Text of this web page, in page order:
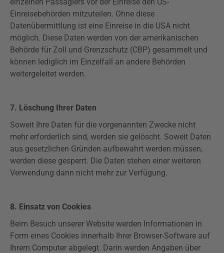
Einreisebehörden mitzuteilen. Ohne diese
Datenübermittlung ist eine Einreise in die USA nicht
möglich. Diese Daten werden von der amerikanischen
Behörde für Zoll und Grenzschutz (CBP) gesammelt und
können lediglich im Einzelfall an andere Behörden
weitergeleitet werden.
7. Löschung Ihrer Daten
Soweit Ihre Daten für die vorgenannten Zwecke nicht
mehr erforderlich sind, werden sie gelöscht. Soweit Daten
aus gesetzlichen Gründen aufbewahrt werden müssen,
werden diese gesperrt. Die Daten stehen einer weiteren
Verwendung dann nicht mehr zur Verfügung.
8. Einsatz von Cookies
Beim Besuch unserer Website werden Informationen in
Form eines Cookies innerhalb Ihrer Browser-Software auf
Ihrem Computer abgelegt. Darin werden Angaben über